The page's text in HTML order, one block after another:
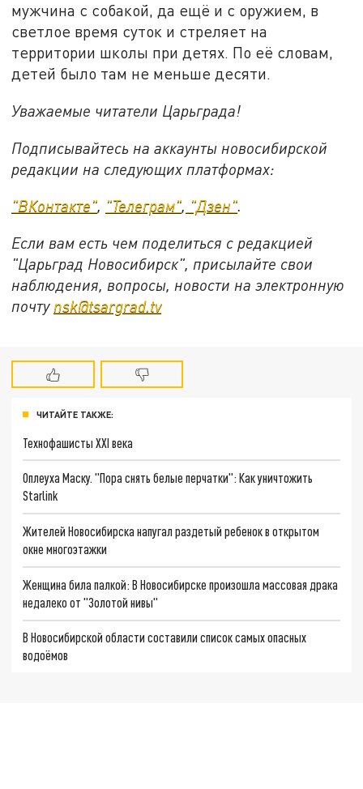
мужчина с собакой, да ещё и с оружием, в
светлое время суток и стреляет на
территории школы при детях. По её словам,
детей было там не меньше десяти.
Уважаемые читатели Царьграда!
Подписывайтесь на аккаунты новосибирской
редакции на следующих платформах:
"ВКонтакте", "Телеграм", "Дзен".
Если вам есть чем поделиться с редакцией
"Царьград Новосибирск", присылайте свои
наблюдения, вопросы, новости на электронную
почту nsk@tsargrad.tv
ЧИТАЙТЕ ТАКЖЕ:
Технофашисты XXI века
Оплеуха Маску. "Пора снять белые перчатки": Как уничтожить
Starlink
Жителей Новосибирска напугал раздетый ребенок в открытом
окне многоэтажки
Женщина била палкой: В Новосибирске произошла массовая драка
недалеко от "Золотой нивы"
В Новосибирской области составили список самых опасных
водоёмов